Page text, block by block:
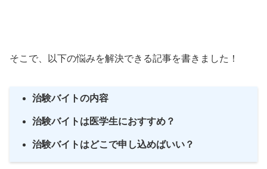
そこで、以下の悩みを解決できる記事を書きました！
治験バイトの内容
治験バイトは医学生におすすめ？
治験バイトはどこで申し込めばいい？